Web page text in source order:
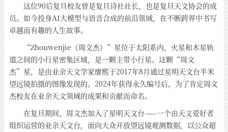
这位90后复旦校友曾是复旦诗社社长，也是复旦天文协会的成
员。如今投身AI大模型与语音合成的前沿领域，在不断跨界中书写
卓越而有趣的人生故事。
“Zhouwenjie（周文杰）”星位于太阳系内，火星和木星轨
道之间的小行星密集区域，是一颗主带小行星。这颗“周文
杰”星，是由业余天文学家廖熙于2017年8月通过星明天文台半米
望远镜拍摄的图像发现的。2024年获得永久编号后，为了肯定周文
杰校友在业余天文领域的成果和贡献而命名。
在复旦期间，周文杰加入了星明天文台——一个由天文爱好者
组织运营的业余天文台，面向大众开放望远镜观测数据，以公众超